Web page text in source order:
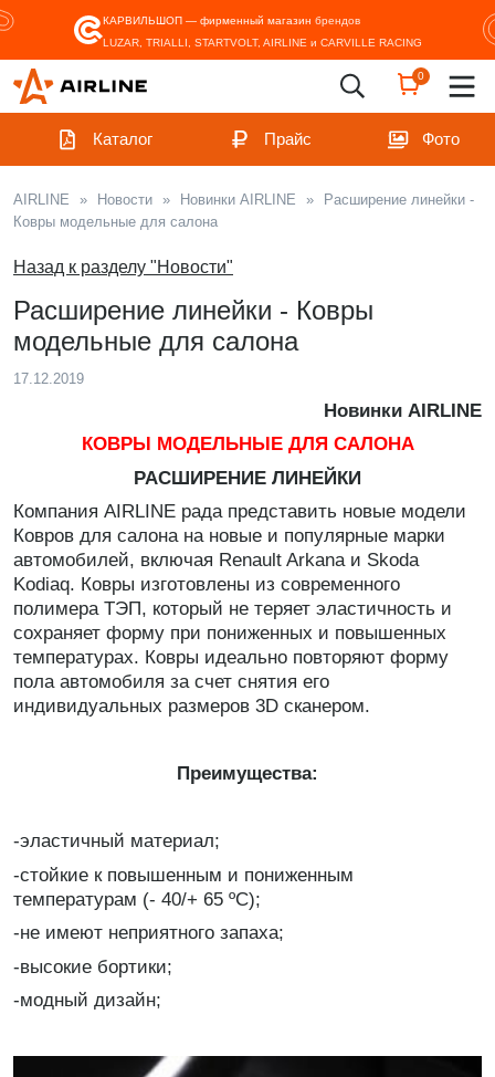
КАРВИЛЬШОП — фирменный магазин брендов
LUZAR, TRIALLI, STARTVOLT, AIRLINE и CARVILLE RACING
0
Каталог Прайс Фото
AIRLINE » Новости » Новинки AIRLINE »
Расширение линейки -
Ковры модельные для салона
Назад к разделу "Новости"
Расширение линейки - Ковры
модельные для салона
17.12.2019
Новинки AIRLINE
КОВРЫ МОДЕЛЬНЫЕ ДЛЯ САЛОНА
РАСШИРЕНИЕ ЛИНЕЙКИ
Компания AIRLINE рада представить новые модели
Ковров для салона на новые и популярные марки
автомобилей, включая Renault Arkana и Skoda
Kodiaq. Ковры изготовлены из современного
полимера ТЭП, который не теряет эластичность и
сохраняет форму при пониженных и повышенных
температурах. Ковры идеально повторяют форму
пола автомобиля за счет снятия его
индивидуальных размеров 3D сканером.
Преимущества:
-эластичный материал;
-стойкие к повышенным и пониженным
температурам (- 40/+ 65 ºС);
-не имеют неприятного запаха;
-высокие бортики;
-модный дизайн;